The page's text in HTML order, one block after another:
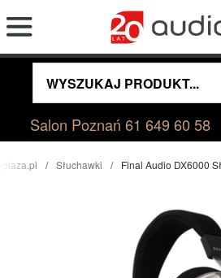
Salon Poznań61 649 60 58
Słuchawki Final Audio DX6000